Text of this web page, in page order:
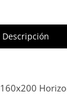
Descripción